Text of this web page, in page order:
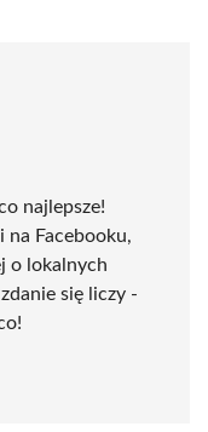
najlepsze!
na Facebooku,
o lokalnych
się liczy -